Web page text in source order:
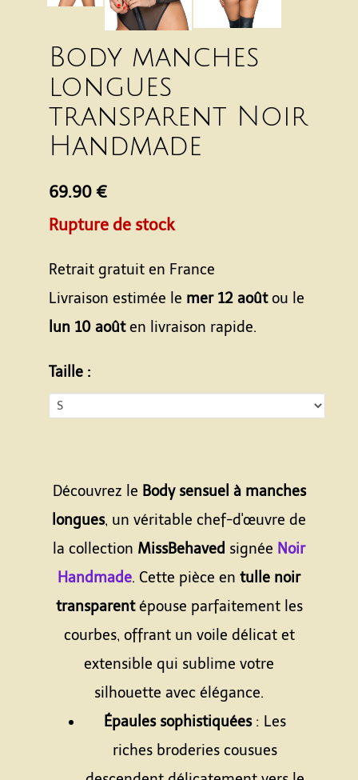
Body manches
longues
transparent Noir
Handmade
69.90 €
Rupture de stock
Retrait gratuit en France
Livraison estimée le mer 12 aoûtou le
lun 10 aoûten livraison rapide.
Taille :
Découvrez le Body sensuel à manches
longues, un véritable chef-d'œuvre de
la collection MissBehaved signée Noir
Handmade. Cette pièce en tulle noir
transparentépouse parfaitement les
courbes, offrant un voile délicat et
extensible qui sublime votre
silhouette avec élégance.
Épaules sophistiquées: Les
riches broderies cousues